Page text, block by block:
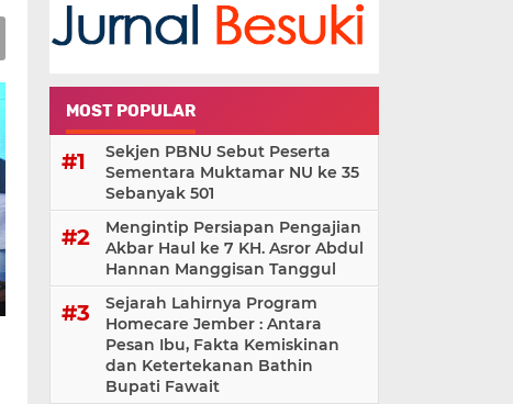
MOST POPULAR
Sekjen PBNU Sebut Peserta
Sementara Muktamar NU ke 35
Sebanyak 501
Mengintip Persiapan Pengajian
Akbar Haul ke 7 KH. Asror Abdul
Hannan Manggisan Tanggul
Sejarah Lahirnya Program
Homecare Jember : Antara
Pesan Ibu, Fakta Kemiskinan
dan Ketertekanan Bathin
Bupati Fawait